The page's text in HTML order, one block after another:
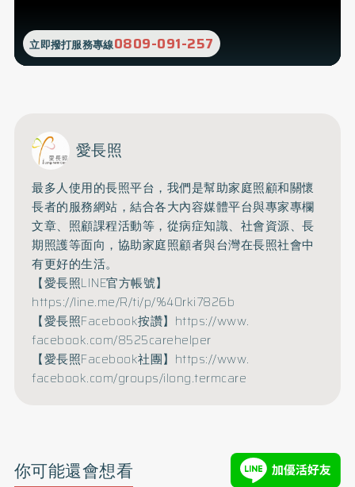
立即撥打服務專線0809-091-257
愛長照
最多人使用的長照平台， 我們是幫助家庭照顧和關懷
長者的服務網站，結合各大內容媒體平台與專家專欄
文章、照顧課程活動等， 從病症知識、社會資源、長
期照護等面向， 協助家庭照顧者與台灣在長照社會中
有更好的生活。
【愛長照LINE官方帳號】
https://line.me/R/ti/p/%40rki7826b
【愛長照Facebook按讚】 https://www.
facebook.com/8525carehelper
【愛長照Facebook社團】 https://www.
facebook.com/groups/ilong.termcare
你可能還會想看